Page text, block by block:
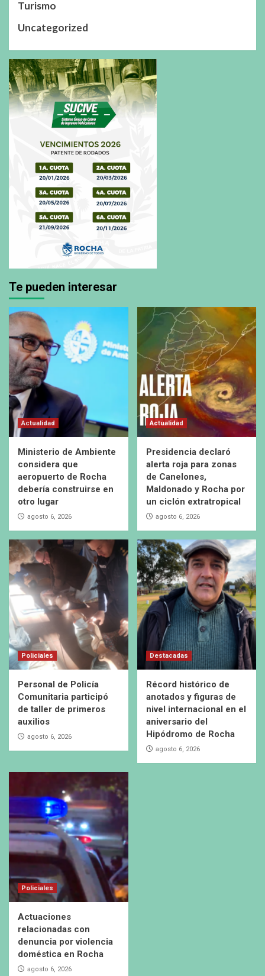
Turismo
Uncategorized
Te pueden interesar
Actualidad
Ministerio de Ambiente
considera que
aeropuerto de Rocha
debería construirse en
otro lugar
agosto 6, 2026
Actualidad
Presidencia declaró
alerta roja para zonas
de Canelones,
Maldonado y Rocha por
un ciclón extratropical
agosto 6, 2026
Policiales
Personal de Policía
Comunitaria participó
de taller de primeros
auxilios
agosto 6, 2026
Destacadas
Récord histórico de
anotados y figuras de
nivel internacional en el
aniversario del
Hipódromo de Rocha
agosto 6, 2026
Policiales
Actuaciones
relacionadas con
denuncia por violencia
doméstica en Rocha
agosto 6, 2026